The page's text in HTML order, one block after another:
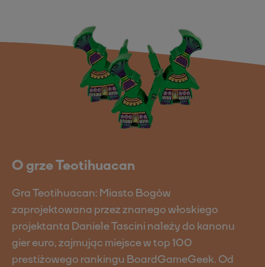
O grze Teotihuacan
Gra Teotihuacan: Miasto Bogów
zaprojektowana przez znanego włoskiego
projektanta Daniele Tascini należy do kanonu
gier euro, zajmując miejsce w top 100
prestiżowego rankingu BoardGameGeek. Od